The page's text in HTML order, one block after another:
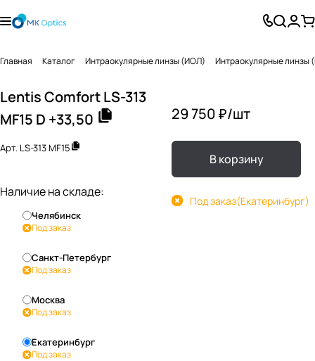
Главная Каталог Интраокулярные линзы (ИОЛ) Интраокулярные линзы
Lentis Comfort LS-313
MF15 D +33,50
Арт. LS-313 MF15
Наличие на складе:
Челябинск
Под заказ
Санкт-Петербург
Под заказ
Москва
Под заказ
Екатеринбург
Под заказ
29 750 ₽/шт
В корзину
Под заказ(Екатеринбург)